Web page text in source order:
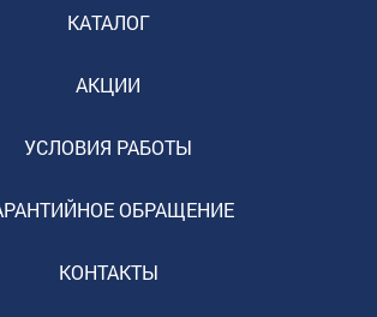
КАТАЛОГ
АКЦИИ
УСЛОВИЯ РАБОТЫ
ОБРАЩЕНИЕ
КОНТАКТЫ